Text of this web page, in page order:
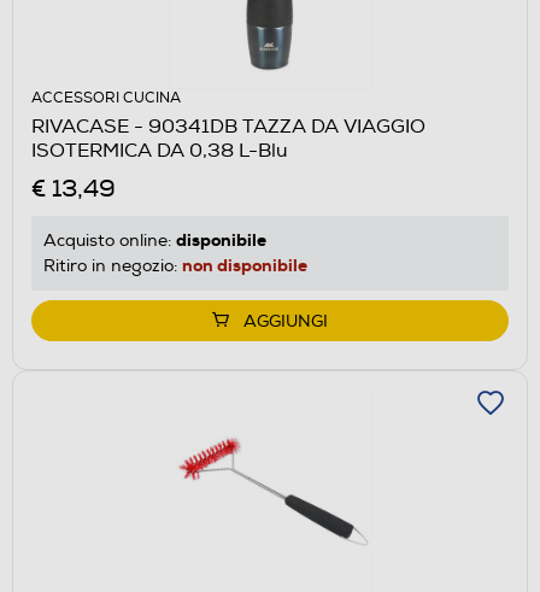
ACCESSORI CUCINA
RIVACASE - 90341DB TAZZA DA VIAGGIO
ISOTERMICA DA 0,38 L-Blu
€ 13,49
Acquisto online: disponibile
Ritiro in negozio: non disponibile
AGGIUNGI